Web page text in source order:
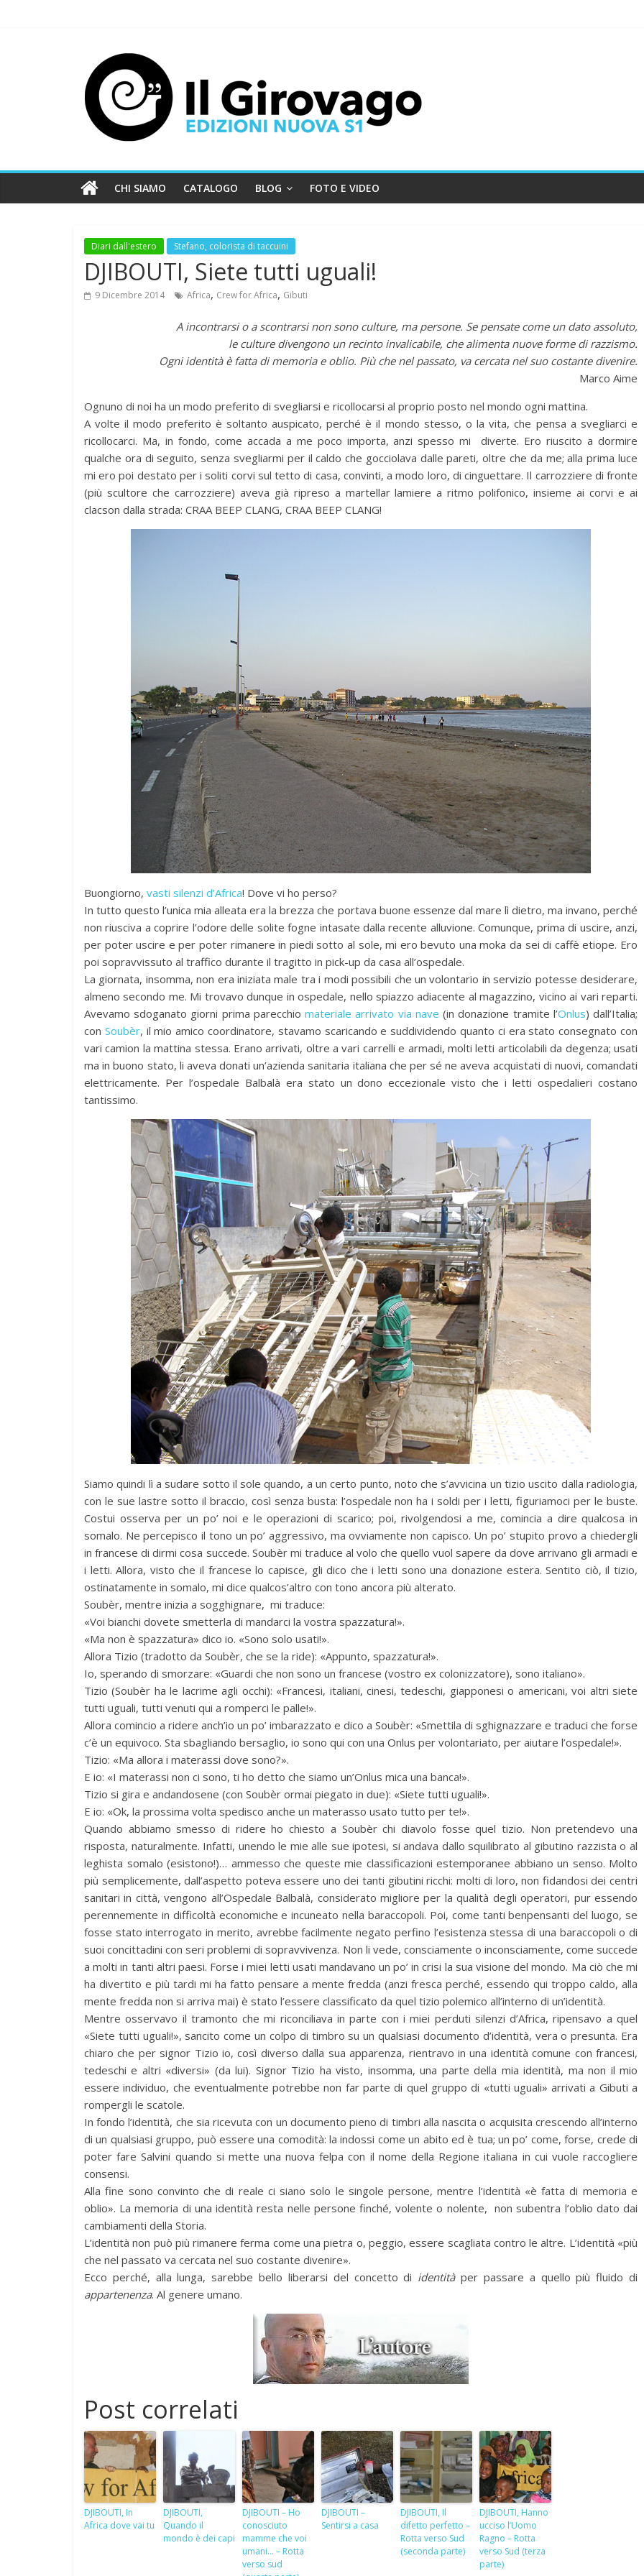
CHI SIAMO CATALOGO BLOG FOTO E VIDEO
Diari dall'estero Stefano, colorista di taccuini
DJIBOUTI, Siete tutti uguali!
9 Dicembre 2014 Africa, Crew for Africa, Gibuti
A incontrarsi o a scontrarsi non sono culture, ma persone. Se pensate come un dato assoluto,
le culture divengono un recinto invalicabile, che alimenta nuove forme di razzismo.
Ogni identità è fatta di memoria e oblio. Più che nel passato, va cercata nel suo costante divenire.
Marco Aime
Ognuno di noi ha un modo preferito di svegliarsi e ricollocarsi al proprio posto nel mondo ogni mattina.
A volte il modo preferito è soltanto auspicato, perché è il mondo stesso, o la vita, che pensa a svegliarci e
ricollocarci. Ma, in fondo, come accada a me poco importa, anzi spesso mi diverte. Ero riuscito a dormire
qualche ora di seguito, senza svegliarmi per il caldo che gocciolava dalle pareti, oltre che da me; alla prima luce
mi ero poi destato per i soliti corvi sul tetto di casa, convinti, a modo loro, di cinguettare. Il carrozziere di fronte
(più scultore che carrozziere) aveva già ripreso a martellar lamiere a ritmo polifonico, insieme ai corvi e ai
clacson dalla strada: CRAA BEEP CLANG, CRAA BEEP CLANG!
Buongiorno, vasti silenzi d’Africa! Dove vi ho perso?
In tutto questo l’unica mia alleata era la brezza che portava buone essenze dal mare lì dietro, ma invano, perché
non riusciva a coprire l’odore delle solite fogne intasate dalla recente alluvione. Comunque, prima di uscire, anzi,
per poter uscire e per poter rimanere in piedi sotto al sole, mi ero bevuto una moka da sei di caffè etiope. Ero
poi sopravvissuto al traffico durante il tragitto in pick-up da casa all’ospedale.
La giornata, insomma, non era iniziata male tra i modi possibili che un volontario in servizio potesse desiderare,
almeno secondo me. Mi trovavo dunque in ospedale, nello spiazzo adiacente al magazzino, vicino ai vari reparti.
Avevamo sdoganato giorni prima parecchio materiale arrivato via nave (in donazione tramite l’Onlus) dall’Italia;
con Soubèr, il mio amico coordinatore, stavamo scaricando e suddividendo quanto ci era stato consegnato con
vari camion la mattina stessa. Erano arrivati, oltre a vari carrelli e armadi, molti letti articolabili da degenza; usati
ma in buono stato, li aveva donati un’azienda sanitaria italiana che per sé ne aveva acquistati di nuovi, comandati
elettricamente. Per l’ospedale Balbalà era stato un dono eccezionale visto che i letti ospedalieri costano
tantissimo.
Siamo quindi lì a sudare sotto il sole quando, a un certo punto, noto che s’avvicina un tizio uscito dalla radiologia,
con le sue lastre sotto il braccio, così senza busta: l’ospedale non ha i soldi per i letti, figuriamoci per le buste.
Costui osserva per un po’ noi e le operazioni di scarico; poi, rivolgendosi a me, comincia a dire qualcosa in
somalo. Ne percepisco il tono un po’ aggressivo, ma ovviamente non capisco. Un po’ stupito provo a chiedergli
in francese di dirmi cosa succede. Soubèr mi traduce al volo che quello vuol sapere da dove arrivano gli armadi e
i letti. Allora, visto che il francese lo capisce, gli dico che i letti sono una donazione estera. Sentito ciò, il tizio,
ostinatamente in somalo, mi dice qualcos’altro con tono ancora più alterato.
Soubèr, mentre inizia a sogghignare, mi traduce:
«Voi bianchi dovete smetterla di mandarci la vostra spazzatura!».
«Ma non è spazzatura» dico io. «Sono solo usati!».
Allora Tizio (tradotto da Soubèr, che se la ride): «Appunto, spazzatura!».
Io, sperando di smorzare: «Guardi che non sono un francese (vostro ex colonizzatore), sono italiano».
Tizio (Soubèr ha le lacrime agli occhi): «Francesi, italiani, cinesi, tedeschi, giapponesi o americani, voi altri siete
tutti uguali, tutti venuti qui a romperci le palle!».
Allora comincio a ridere anch’io un po’ imbarazzato e dico a Soubèr: «Smettila di sghignazzare e traduci che forse
c’è un equivoco. Sta sbagliando bersaglio, io sono qui con una Onlus per volontariato, per aiutare l’ospedale!».
Tizio: «Ma allora i materassi dove sono?».
E io: «I materassi non ci sono, ti ho detto che siamo un’Onlus mica una banca!».
Tizio si gira e andandosene (con Soubèr ormai piegato in due): «Siete tutti uguali!».
E io: «Ok, la prossima volta spedisco anche un materasso usato tutto per te!».
Quando abbiamo smesso di ridere ho chiesto a Soubèr chi diavolo fosse quel tizio. Non pretendevo una
risposta, naturalmente. Infatti, unendo le mie alle sue ipotesi, si andava dallo squilibrato al gibutino razzista o al
leghista somalo (esistono!)… ammesso che queste mie classificazioni estemporanee abbiano un senso. Molto
più semplicemente, dall’aspetto poteva essere uno dei tanti gibutini ricchi: molti di loro, non fidandosi dei centri
sanitari in città, vengono all’Ospedale Balbalà, considerato migliore per la qualità degli operatori, pur essendo
perennemente in difficoltà economiche e incuneato nella baraccopoli. Poi, come tanti benpensanti del luogo, se
fosse stato interrogato in merito, avrebbe facilmente negato perfino l’esistenza stessa di una baraccopoli o di
suoi concittadini con seri problemi di sopravvivenza. Non li vede, consciamente o inconsciamente, come succede
a molti in tanti altri paesi. Forse i miei letti usati mandavano un po’ in crisi la sua visione del mondo. Ma ciò che mi
ha divertito e più tardi mi ha fatto pensare a mente fredda (anzi fresca perché, essendo qui troppo caldo, alla
mente fredda non si arriva mai) è stato l’essere classificato da quel tizio polemico all’interno di un’identità.
Mentre osservavo il tramonto che mi riconciliava in parte con i miei perduti silenzi d’Africa, ripensavo a quel
«Siete tutti uguali!», sancito come un colpo di timbro su un qualsiasi documento d’identità, vera o presunta. Era
chiaro che per signor Tizio io, così diverso dalla sua apparenza, rientravo in una identità comune con francesi,
tedeschi e altri «diversi» (da lui). Signor Tizio ha visto, insomma, una parte della mia identità, ma non il mio
essere individuo, che eventualmente potrebbe non far parte di quel gruppo di «tutti uguali» arrivati a Gibuti a
rompergli le scatole.
In fondo l’identità, che sia ricevuta con un documento pieno di timbri alla nascita o acquisita crescendo all’interno
di un qualsiasi gruppo, può essere una comodità: la indossi come un abito ed è tua; un po’ come, forse, crede di
poter fare Salvini quando si mette una nuova felpa con il nome della Regione italiana in cui vuole raccogliere
consensi.
Alla fine sono convinto che di reale ci siano solo le singole persone, mentre l’identità «è fatta di memoria e
oblio». La memoria di una identità resta nelle persone finché, volente o nolente, non subentra l’oblio dato dai
cambiamenti della Storia.
L’identità non può più rimanere ferma come una pietra o, peggio, essere scagliata contro le altre. L’identità «più
che nel passato va cercata nel suo costante divenire».
Ecco perché, alla lunga, sarebbe bello liberarsi del concetto di identitàper passare a quello più fluido di
appartenenza. Al genere umano.
Post correlati
DJIBOUTI, In
Africa dove vai tu
DJIBOUTI,
Quando il
mondo è dei capi
DJIBOUTI – Ho
conosciuto
mamme che voi
umani… – Rotta
verso sud
DJIBOUTI –
Sentirsi a casa
DJIBOUTI, Il
difetto perfetto –
Rotta verso Sud
(seconda parte)
DJIBOUTI, Hanno
ucciso l’Uomo
Ragno – Rotta
verso Sud (terza
parte)
news
Antonella Selva in mostra a
BilBOLBul off (@Bottega
ExAequo)
7 Novembre 2018
news
L’Eredità di Babele a
Disognando
11 Ottobre 2019